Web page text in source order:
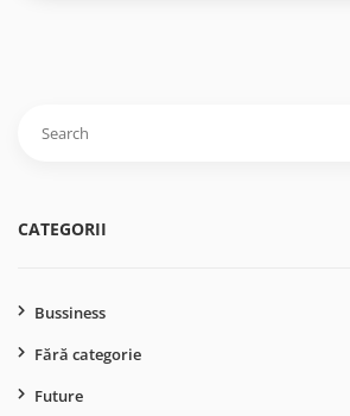
după:
CATEGORII
Bussiness
Fără categorie
Future